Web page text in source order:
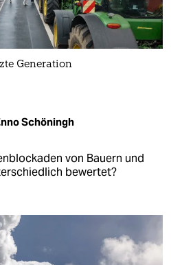
Generation
Schöningh
von Bauern und
bewertet?